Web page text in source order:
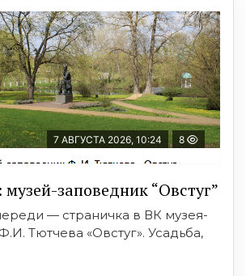
7 АВГУСТА 2026, 10:24 8
заповедник “Овстуг”
— страничка в ВК музея-
Тютчева «Овстуг». Усадьба,